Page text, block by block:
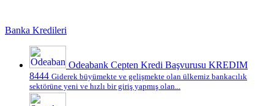
Banka Kredileri
Odeabank Cepten Kredi Başvurusu KREDIM
8444 Giderek büyümekte ve gelişmekte olan ülkemiz bankacılık
sektörüne yeni ve hızlı bir giriş yapmış olan...